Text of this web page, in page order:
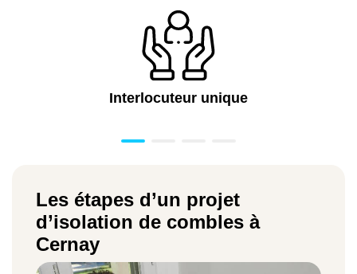
Interlocuteur unique
Les étapes d’un projet
d’isolation de combles à
Cernay